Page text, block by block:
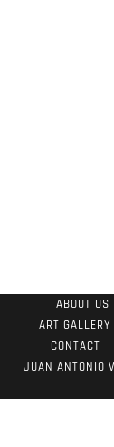
ABOUT US
ART GALLERY
CONTACT
JUAN ANTONIO